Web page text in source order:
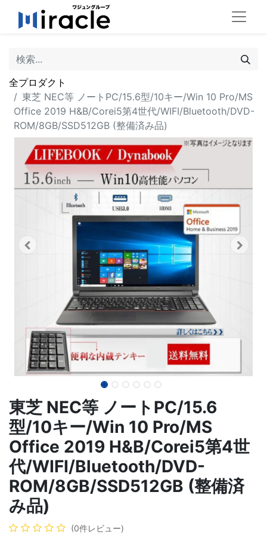
全プロダクト
東芝 NEC等 ノートPC/15.6型/10キー/Win 10 Pro/MS
Office 2019 H&B/Corei5第4世代/WIFI/Bluetooth/DVD-
ROM/8GB/SSD512GB (整備済み品)
東芝 NEC等 ノートPC/15.6
型/10キー/Win 10 Pro/MS
Office 2019 H&B/Corei5第4世
代/WIFI/Bluetooth/DVD-
ROM/8GB/SSD512GB (整備済
み品)
(0件レビュー)